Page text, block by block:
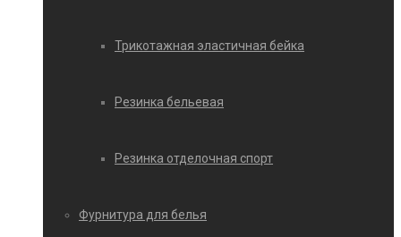
Трикотажная эластичная бейка
Резинка бельевая
Резинка отделочная спорт
Фурнитура для белья